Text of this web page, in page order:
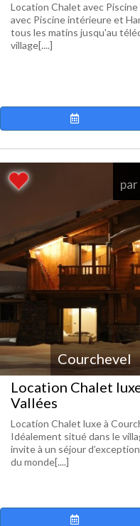
Location Chalet avec
avec Piscine intérieure et
tous les matins jusqu'au
village[....]
Courchevel
Location Chalet
Vallées
Location Chalet luxe à
Idéalement situé dans le
invite à un séjour
du monde[....]